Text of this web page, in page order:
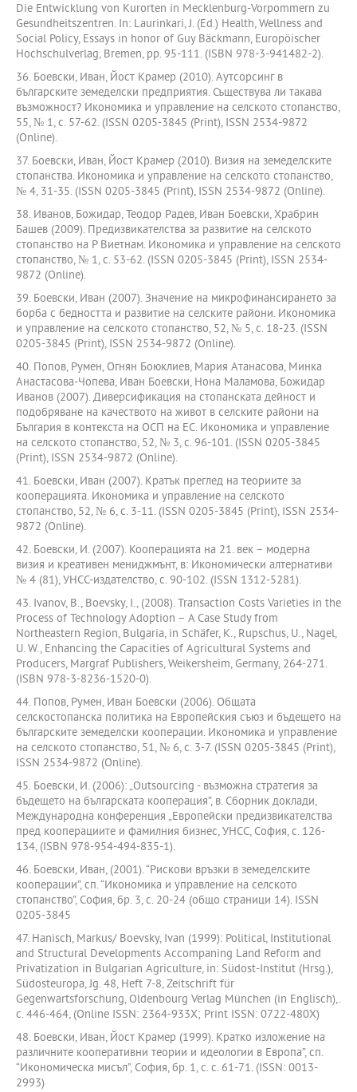
Die Entwicklung von Kurorten in Mecklenburg-Vorpommern zu
Gesundheitszentren. In: Laurinkari, J. (Ed.) Health, Wellness and
Social Policy, Essays in honor of Guy Bäckmann, Europöischer
Hochschulverlag, Bremen, pp. 95-111. (ISBN 978-3-941482-2).
36. Боевски, Иван, Йост Крамер (2010). Аутсорсинг в
българските земеделски предприятия. Съществува ли такава
възможност? Икономика и управление на селското стопанство,
55, № 1, с. 57-62. (ISSN 0205-3845 (Print), ISSN 2534-9872
(Online).
37. Боевски, Иван, Йост Крамер (2010). Визия на земеделските
стопанства. Икономика и управление на селското стопанство,
№ 4, 31-35. (ISSN 0205-3845 (Print), ISSN 2534-9872 (Online).
38. Иванов, Божидар, Теодор Радев, Иван Боевски, Храбрин
Башев (2009). Предизвикателства за развитие на селското
стопанство на Р Виетнам. Икономика и управление на селското
стопанство, № 1, с. 53-62. (ISSN 0205-3845 (Print), ISSN 2534-
9872 (Online).
39. Боевски, Иван (2007). Значение на микрофинансирането за
борба с бедността и развитие на селските райони. Икономика
и управление на селското стопанство, 52, № 5, с. 18-23. (ISSN
0205-3845 (Print), ISSN 2534-9872 (Online).
40. Попов, Румен, Огнян Боюклиев, Мария Атанасова, Минка
Анастасова-Чопева, Иван Боевски, Нона Маламова, Божидар
Иванов (2007). Диверсификация на стопанската дейност и
подобряване на качеството на живот в селските райони на
България в контекста на ОСП на ЕС. Икономика и управление
на селското стопанство, 52, № 3, с. 96-101. (ISSN 0205-3845
(Print), ISSN 2534-9872 (Online).
41. Боевски, Иван (2007). Кратък преглед на теориите за
кооперацията. Икономика и управление на селското
стопанство, 52, № 6, с. 3-11. (ISSN 0205-3845 (Print), ISSN 2534-
9872 (Online).
42. Боевски, И. (2007). Кооперацията на 21. век – модерна
визия и креативен мениджмънт, в: Икономически алтернативи
№ 4 (81), УНСС-издателство, с. 90-102. (ISSN 1312-5281).
43. Ivanov, B., Boevsky, I., (2008). Transaction Costs Varieties in the
Process of Technology Adoption – A Case Study from
Northeastern Region, Bulgaria, in Schäfer, K., Rupschus, U., Nagel,
U. W., Enhancing the Capacities of Agricultural Systems and
Producers, Margraf Publishers, Weikersheim, Germany, 264-271.
(ISBN 978-3-8236-1520-0).
44. Попов, Румен, Иван Боевски (2006). Общата
селскостопанска политика на Европейския съюз и бъдещето на
българските земеделски кооперации. Икономика и управление
на селското стопанство, 51, № 6, с. 3-7. (ISSN 0205-3845 (Print),
ISSN 2534-9872 (Online).
45. Боевски, И. (2006): „Outsourcing - възможна стратегия за
бъдещето на българската кооперация”, в. Сборник доклади,
Международна конференция „Европейски предизвикателства
пред кооперациите и фамилния бизнес, УНСС, София, с. 126-
134, (ISBN 978-954-494-835-1).
46. Боевски, Иван, (2001). “Рискови връзки в земеделските
кооперации”, сп. “Икономика и управление на селското
стопанство”, София, бр. 3, с. 20-24 (общо страници 14). ISSN
0205-3845
47. Hanisch, Markus/ Boevsky, Ivan (1999): Political, Institutional
and Structural Developments Accompaning Land Reform and
Privatization in Bulgarian Agriculture, in: Südost-Institut (Hrsg.),
Südosteuropa, Jg. 48, Heft 7-8, Zeitschrift für
Gegenwartsforschung, Oldenbourg Verlag München (in Englisch),.
с. 446-464, (Online ISSN: 2364-933X; Print ISSN: 0722-480X)
48. Боевски, Иван, Йост Крамер (1999). Кратко изложение на
различните кооперативни теории и идеологии в Европа”, сп.
“Икономическа мисъл”, София, бр. 1, с. с. 61-71. (ISSN: 0013-
2993)